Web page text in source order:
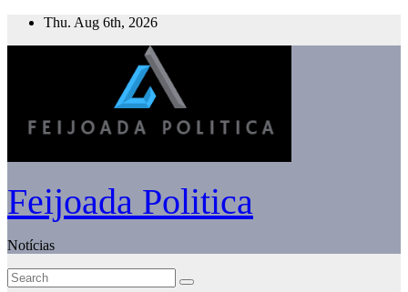
Skip
Thu. Aug 6th, 2026
Feijoada Politica
Notícias